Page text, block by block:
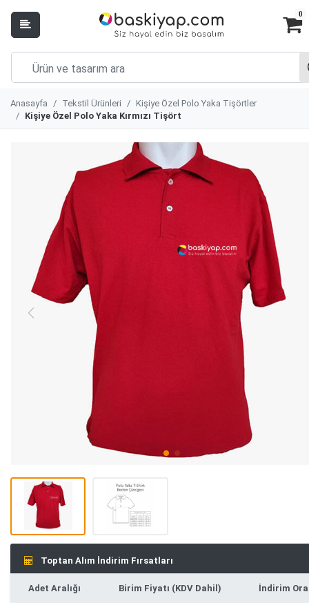
0
Anasayfa Tekstil Ürünleri
Kişiye Özel Polo Yaka Tişörtler
Kişiye Özel Polo Yaka Kırmızı Tişört
Toptan Alım İndirim Fırsatları
Adet Aralığı Birim Fiyatı (KDV Dahil) İndirim